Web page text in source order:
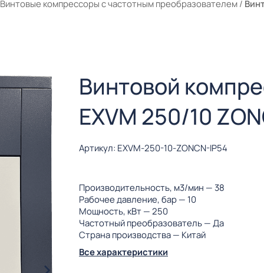
Винтовые компрессоры с частотным преобразователем /
Винтовой
EXVM 250/10
Артикул: EXVM-250-10-ZONCN-IP54
Производительность, м3/мин — 38
Рабочее давление, бар — 10
Мощность, кВт — 250
Частотный преобразователь — Да
Страна производства — Китай
Все характеристики